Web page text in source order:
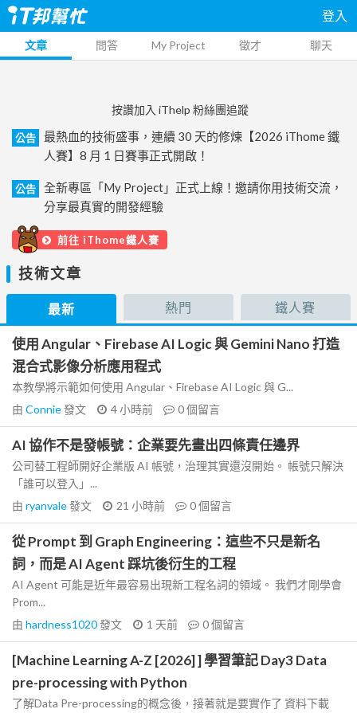
登入
文章 問答 My Project 徵才 聊天
按讚加入 iThelp 粉絲團追蹤
公告
最熱血的技術盛事，連續 30 天的修煉【2026 iThome 鐵
人賽】8 月 1 日賽事正式開啟！
公告
全新專區「My Project」正式上線！邀請你用技術交流，
分享最真實的開發經驗
前往 iThome鐵人賽
技術文章
最新 熱門 鐵人賽
使用 Angular、Firebase AI Logic 與 Gemini Nano 打造
混合式影像分析應用程式
本教學將示範如何使用 Angular、Firebase AI Logic 與 G...
由 Connie發文 4 小時前 0個留言
AI 協作不是發帳號：企業要先畫出四條責任邊界
公司替工程師開好企業版 AI 帳號，治理其實還沒開始。 帳號只解決
「誰可以登入」...
由 ryanvale發文 21 小時前 0個留言
從 Prompt 到 Graph Engineering：這些不只是新名
詞，而是 AI Agent 踩坑後衍生的工程
AI Agent 可能是近年最容易出現新工程名詞的領域。 我們才剛學會
Prom...
由 hardness1020發文 1 天前 0個留言
[Machine Learning A-Z [2026] ] 學習筆記 Day3 Data
pre-processing with Python
了解Data Pre-processing的概念後，接著就是要實作了 資料下載